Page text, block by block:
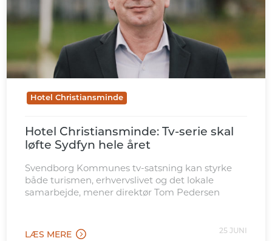
Hotel Christiansminde
Hotel Christiansminde: Tv-serie skal
løfte Sydfyn hele året
Svendborg Kommunes tv-satsning kan styrke
både turismen, erhvervslivet og det lokale
samarbejde, mener direktør Tom Pedersen
LÆS MERE 25 JUNI